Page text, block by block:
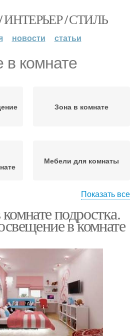
/ СТИЛЬ
новости статьи
комнате
Зона в комнате
Мебели для комнаты
Советы по освещению
Искусственное
освещение
Освещение в рабочей
зоне
Показать все
подростка.
в комнате